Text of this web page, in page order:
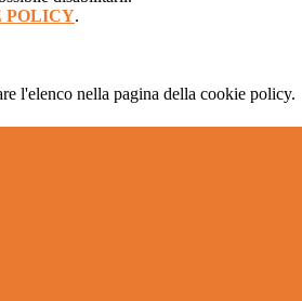
POLICY.
l'elenco nella pagina della cookie policy.